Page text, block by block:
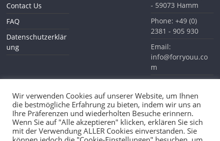
Contact Us
FAQ
Datenschutzerklär
ung
- 59073 Hamm
Phone: +49 (0)
2381 - 905 930
Email:
info@forryouu.co
m
www.forryouu.com
Wir verwenden Cookies auf unserer Website, um Ihnen
die bestmögliche Erfahrung zu bieten, indem wir uns an
Ihre Präferenzen und wiederholten Besuche erinnern.
Wenn Sie auf "Alle akzeptieren" klicken, erklären Sie sich
mit der Verwendung ALLER Cookies einverstanden. Sie